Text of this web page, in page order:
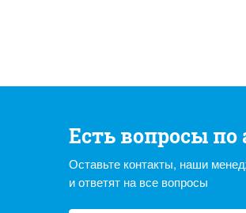
Есть вопросы по
Оставьте контакты, наши
и ответят на все вопросы